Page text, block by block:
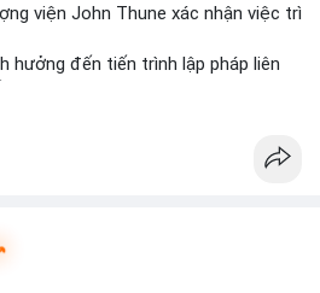
viện John Thune xác nhận việc trì
hưởng đến tiến trình lập pháp liên